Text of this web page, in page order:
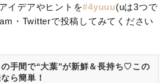
イデアやヒントを#4yuuu(uは3つで
・Twitterで投稿してみてください
手間で“大葉”が新鮮＆長持ち♡この
ら簡単！